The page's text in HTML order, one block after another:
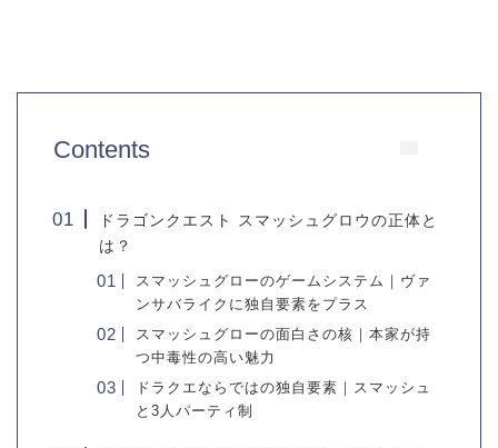
Contents
ドラゴンクエスト スマッシュグロウの正体と
は？
スマッシュグローのゲームシステム｜ヴァ
ンサバライクに独自要素をプラス
スマッシュグローの面白さの核｜本家が持
つ中毒性の高い魅力
ドラクエならではの独自要素｜スマッシュ
と3人パーティ制